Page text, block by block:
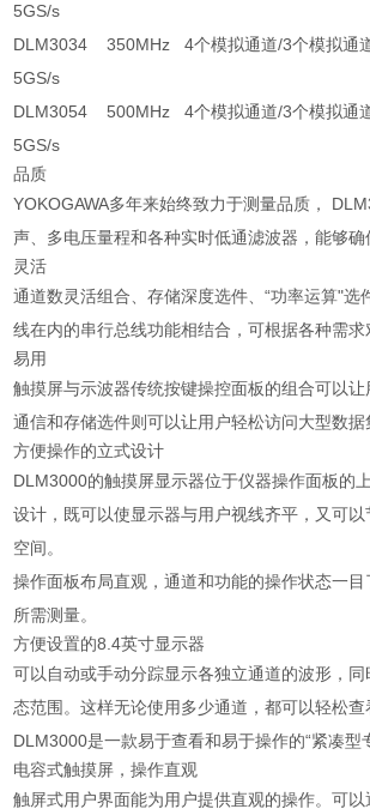
5GS/s
DLM3034 350MHz 4个模拟通道/3个模拟
5GS/s
DLM3054 500MHz 4个模拟通道/3个模拟
5GS/s
品质
YOKOGAWA多年来始终致力于测量品质，
声、多电压量程和各种实时低通滤波器，能够确
灵活
通道数灵活组合、存储深度选件、“功率运算"选
线在内的串行总线功能相结合，可根据各种需求
易用
触摸屏与示波器传统按键操控面板的组合可以让
通信和存储选件则可以让用户轻松访问大型数据
方便操作的立式设计
DLM3000的触摸屏显示器位于仪器操作面板的
设计，既可以使显示器与用户视线齐平，又可
空间。
操作面板布局直观，通道和功能的操作状态一
所需测量。
方便设置的8.4英寸显示器
可以自动或手动分踪显示各独立通道的波形，
态范围。这样无论使用多少通道，都可以轻松查
DLM3000是一款易于查看和易于操作的“紧凑型
电容式触摸屏，操作直观
触屏式用户界面能为用户提供直观的操作。可